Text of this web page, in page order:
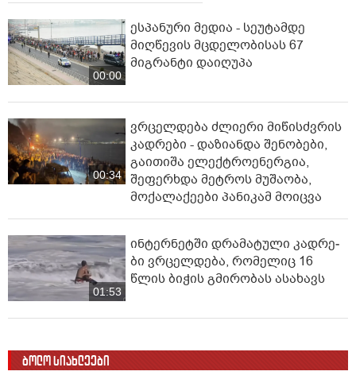
00:00
ესპანური მედია - სეუტამდე
მიღწევის მცდელობისას 67
მიგრანტი დაიღუპა
00:34
ვრცელდება ძლიერი მიწისძვრის
კადრები - დაზიანდა შენობები,
გაითიშა ელექტროენერგია,
შეფერხდა მეტროს მუშაობა,
მოქალაქეები პანიკამ მოიცვა
01:53
ინ­ტერ­ნეტ­ში დრა­მა­ტუ­ლი კად­რე­
ბი ვრცელდება, რომელიც 16
წლის ბიჭის გმირობას ასახავს
ბოლო სიახლეები